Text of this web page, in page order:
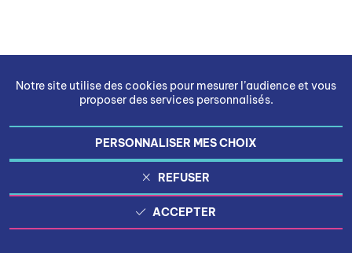
Notre site utilise des cookies pour mesurer l’audience et vous
proposer des services personnalisés.
PERSONNALISER MES CHOIX
REFUSER
ACCEPTER